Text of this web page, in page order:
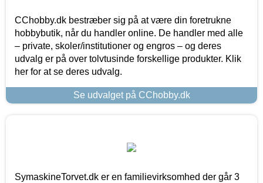
CChobby.dk bestræber sig på at være din foretrukne
hobbybutik, når du handler online. De handler med alle
– private, skoler/institutioner og engros – og deres
udvalg er på over tolvtusinde forskellige produkter. Klik
her for at se deres udvalg.
Se udvalget på CChobby.dk
SymaskineTorvet.dk er en familievirksomhed der går 3